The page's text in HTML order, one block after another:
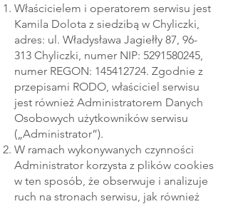
Właścicielem i operatorem serwisu jest
Kamila Dolota z siedzibą w Chyliczki,
adres: ul. Władysława Jagiełły 87, 96-
313 Chyliczki, numer NIP: 5291580245
numer REGON: 145412724. Zgodnie z
przepisami RODO, właściciel serwisu
jest również Administratorem Danych
Osobowych użytkowników serwisu
(„Administrator”).
W ramach wykonywanych czynności
Administrator korzysta z plików cookies
w ten sposób, że obserwuje i analizuje
ruch na stronach serwisu, jak również